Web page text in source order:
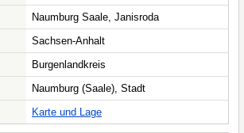
Naumburg Saale, Janisroda
Sachsen-Anhalt
Burgenlandkreis
Naumburg (Saale), Stadt
Karte und Lage